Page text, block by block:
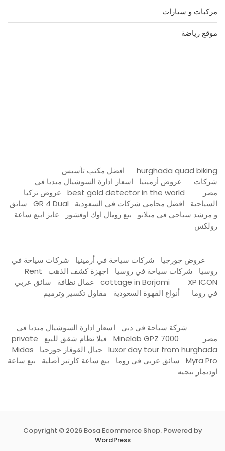
مركبات و سيارات
موقع رياضة
hurghada quad biking
افضل مكتب تأسيس
شركات
عروض أرمينيا
اسعار ادارة السوشيال ميديا في
مصر
best gold detector in the world
عروض تركيا
السياحية
افضل محامي شركات في السعودية GR 4 Dual
سائق
و مرشد سياحي في ميلانو
بيع رويال اوك اوفشور
عايز ابيع ساعة
رولكس
عروض جورجيا شركات سياحة في أرمينيا
شركات سياحة في
روسيا
شركات سياحة في روسيا اجهزة كشف الذهب
Rent
cottage in Borjomi
XP ICON عمال نظافة
سائق عربي
في روما
أنواع القهوة السعودية مقاول تكسير وترميم
شركة سياحة في دبي
اسعار ادارة السوشيال ميديا في
مصر
Minelab GPZ 7000 فيلا نظام شقق للبيع
private
luxor day tour from hurghada
جبال القوقاز جورجيا
Midas
Myra Pro
سائق عربي في روما بيع ساعة كارتير أصلية
بيع ساعة
اوديمار بيجيه
Copyright © 2026 Bosa Ecommerce Shop. Powered by
WordPress